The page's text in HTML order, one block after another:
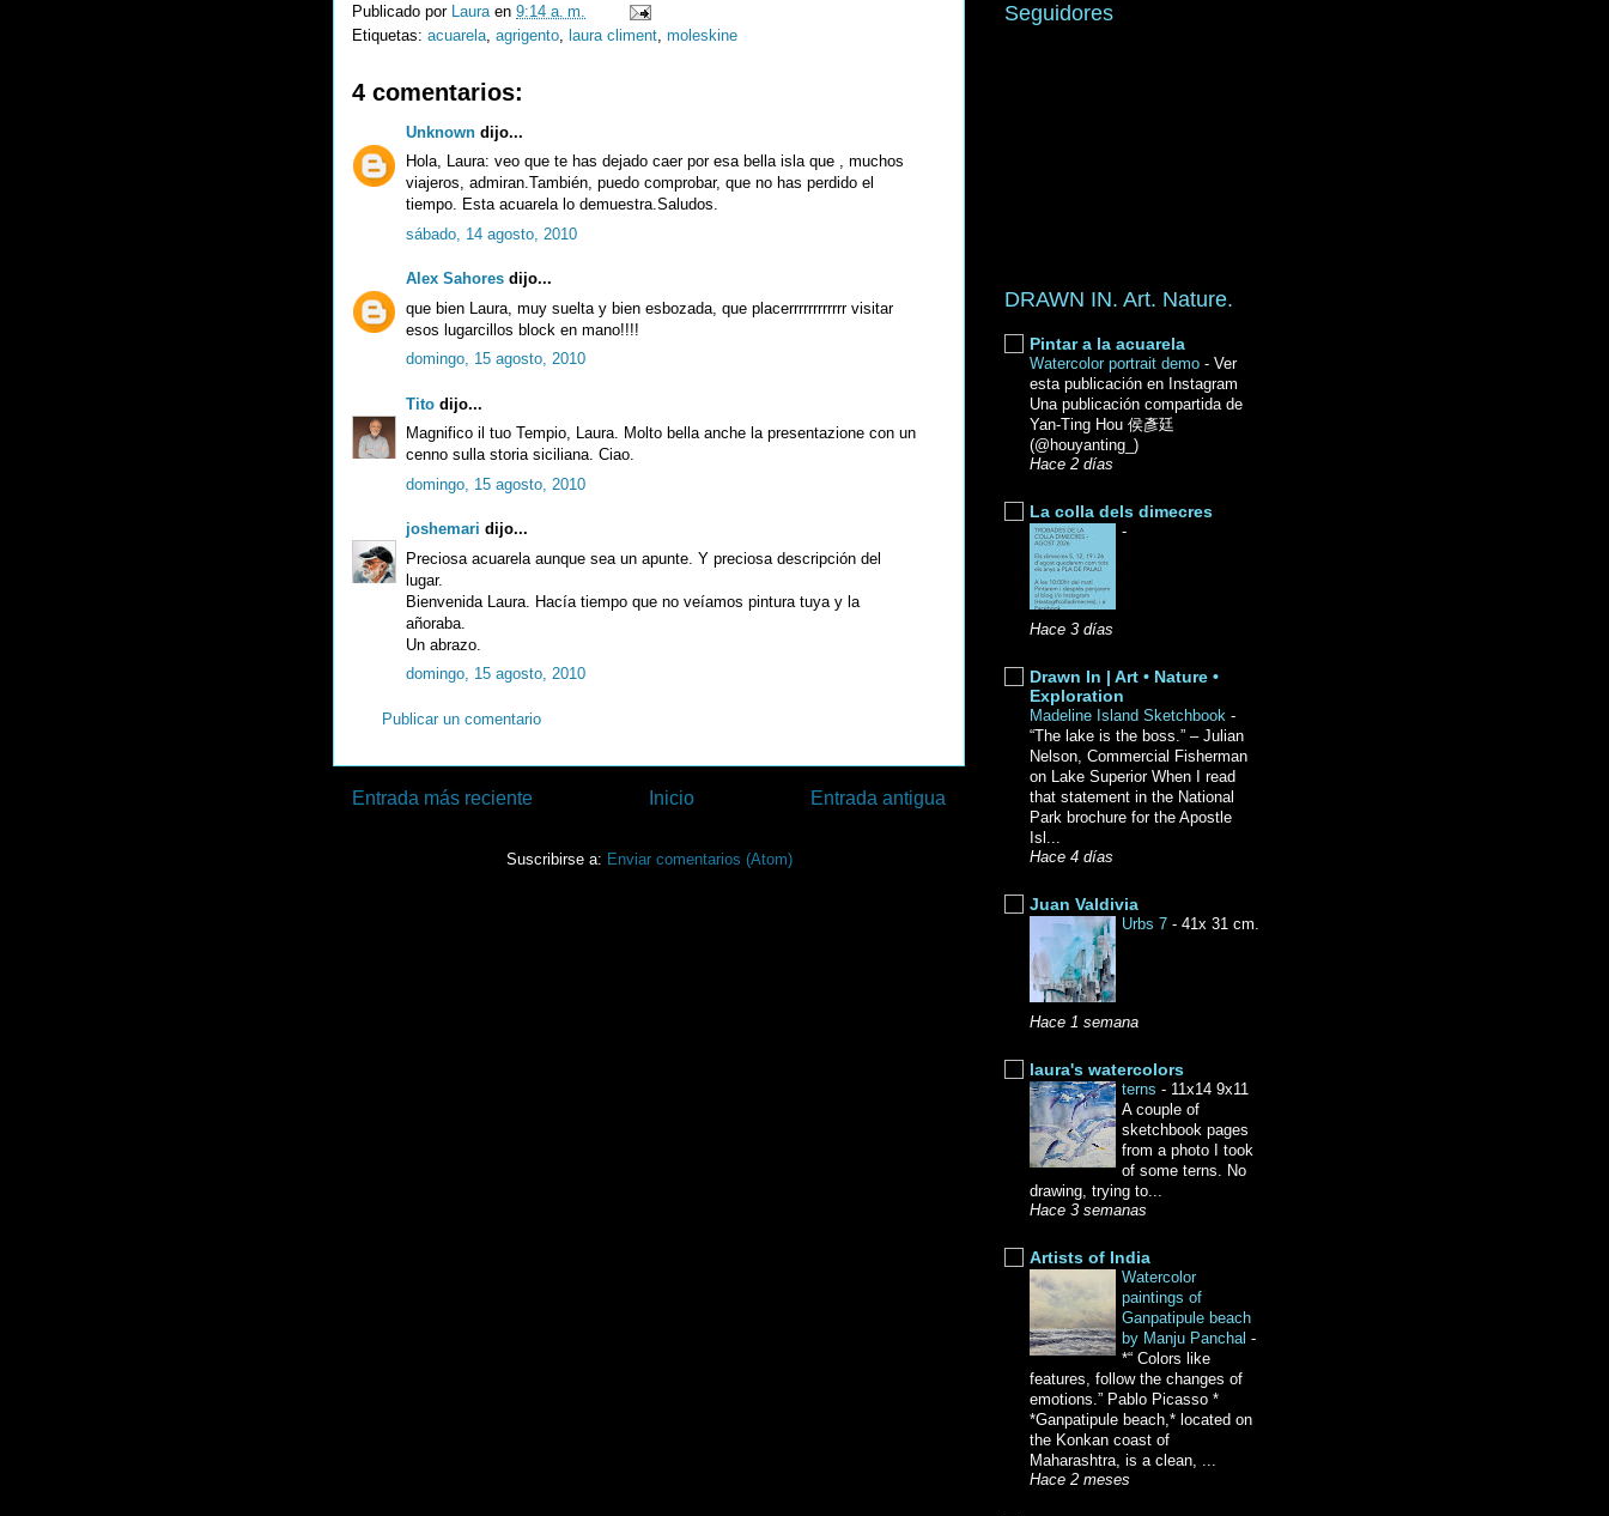
Publicado por Laura en 9:14 a. m.
Etiquetas: acuarela agrigento laura climent moleskine
4 comentarios:
Unknown dijo...
Hola, Laura: veo que te has dejado caer por esa bella isla que , muchos
viajeros, admiran.También, puedo comprobar, que no has perdido el
tiempo. Esta acuarela lo demuestra.Saludos.
sábado, 14 agosto, 2010
Alex Sahores dijo...
que bien Laura, muy suelta y bien esbozada, que placerrrrrrrrrrrr visitar
esos lugarcillos block en mano!!!!
domingo, 15 agosto, 2010
Tito dijo...
Magnifico il tuo Tempio, Laura. Molto bella anche la presentazione con un
cenno sulla storia siciliana. Ciao.
domingo, 15 agosto, 2010
joshemari dijo...
Preciosa acuarela aunque sea un apunte. Y preciosa descripción del
lugar.
Bienvenida Laura. Hacía tiempo que no veíamos pintura tuya y la
añoraba.
Un abrazo.
domingo, 15 agosto, 2010
Publicar un comentario
Entrada más reciente Entrada antigua
Inicio
Suscribirse a: Enviar comentarios (Atom)
Seguidores
DRAWN IN. Art. Nature.
Pintar a la acuarela
Watercolor portrait demo - Ver
esta publicación en Instagram
Una publicación compartida de
Yan-Ting Hou 侯彥廷
(@houyanting_)
Hace 2 días
La colla dels dimecres
-
Hace 3 días
Drawn In | Art • Nature •
Exploration
Madeline Island Sketchbook -
“The lake is the boss.” – Julian
Nelson, Commercial Fisherman
on Lake Superior When I read
that statement in the National
Park brochure for the Apostle
Isl...
Hace 4 días
Juan Valdivia
Urbs 7 - 41x 31 cm.
Hace 1 semana
laura's watercolors
terns - 11x14 9x11
A couple of
sketchbook pages
from a photo I took
of some terns. No
drawing, trying to...
Hace 3 semanas
Artists of India
Watercolor
paintings of
Ganpatipule beach
by Manju Panchal -
*“ Colors like
features, follow the changes of
emotions.” Pablo Picasso *
*Ganpatipule beach,* located on
the Konkan coast of
Maharashtra, is a clean, ...
Hace 2 meses